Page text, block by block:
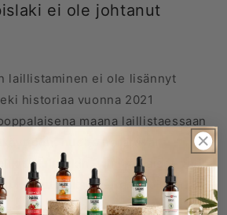
ei ole johtanut
laillistaminen ei ole lisännyt
historiaa vuonna 2021
maana laillistaessaan
huolta herättivät
Kuitenkin, viimeaikaiset tiedot
lopputuloksen—kannabiksen